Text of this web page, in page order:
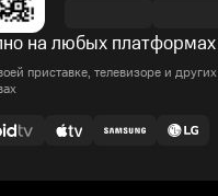
на любых платформах
приставке, телевизоре и других